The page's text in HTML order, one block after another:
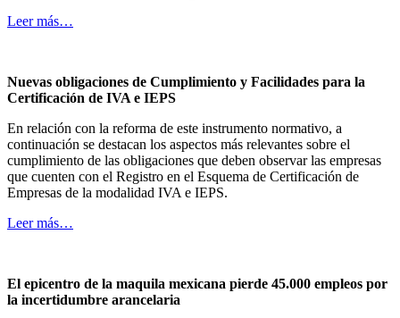
Leer más…
Nuevas obligaciones de Cumplimiento y Facilidades para la
Certificación de IVA e IEPS
En relación con la reforma de este instrumento normativo, a
continuación se destacan los aspectos más relevantes sobre el
cumplimiento de las obligaciones que deben observar las empresas
que cuenten con el Registro en el Esquema de Certificación de
Empresas de la modalidad IVA e IEPS.
Leer más…
El epicentro de la maquila mexicana pierde 45.000 empleos por
la incertidumbre arancelaria